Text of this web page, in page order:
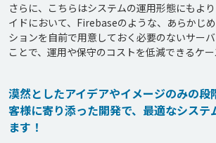
さらに、こちらはシステムの運用形態にもよ
イドにおいて、Firebaseのような、あらかじ
ションを自前で用意しておく必要のないサー
漠然としたアイデアやイメージのみの段
客様に寄り添った開発で、最適なシステ
ます！